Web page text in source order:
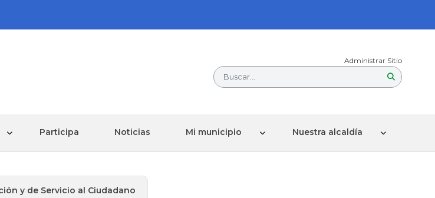
Administrar Sitio
Buscar...
Participa Noticias Mi municipio Nuestra alcaldía
y de Servicio al Ciudadano